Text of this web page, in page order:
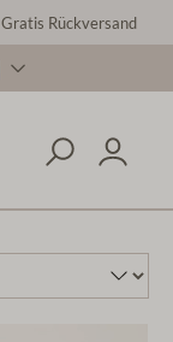
Gratis Rückversand